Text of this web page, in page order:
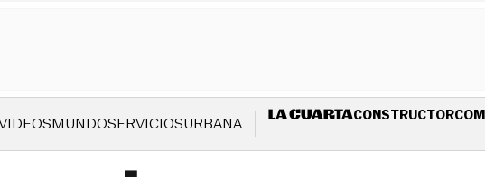
MUNDOSERVICIOSURBANA CONSTRUCTOR